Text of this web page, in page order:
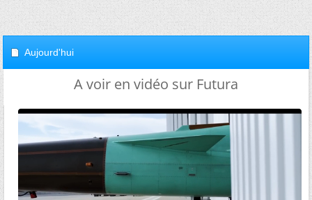
Aujourd'hui
A voir en vidéo sur Futura